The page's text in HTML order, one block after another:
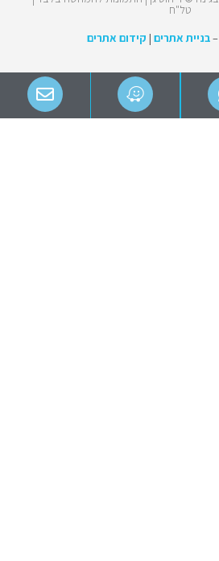
טל"ח
בניית אתרים | קידום אתרים